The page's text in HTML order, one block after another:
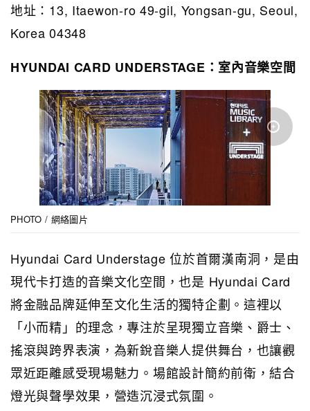
地址：13, Itaewon-ro 49-gil, Yongsan-gu, Seoul,
Korea 04348
HYUNDAI CARD UNDERSTAGE：室內音樂空間
PHOTO / 網絡圖片
Hyundai Card Understage 位於首爾漢南洞，是由
現代卡打造的音樂文化空間，也是 Hyundai Card
將金融品牌延伸至文化生活的獨特企劃。這裡以
「小而精」的理念，專注於呈現獨立音樂、爵士、
搖滾與跨界表演，為新銳音樂人提供舞台，也讓觀
眾近距離感受現場魅力。場館設計簡約前衛，結合
燈光與聲學效果，營造沉浸式氛圍。